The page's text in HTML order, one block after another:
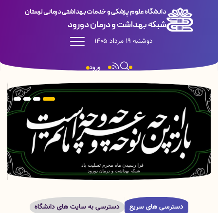
دانشگاه علوم پزشکی و خدمات بهداشتی درمانی لرستان
شبکه بهداشت و درمان دورود
دوشنبه 19 مرداد 1405
ورود
دسترسی های سریع دسترسی به سایت های دانشگاه